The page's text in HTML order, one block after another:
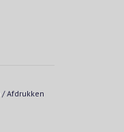
/Afdrukken